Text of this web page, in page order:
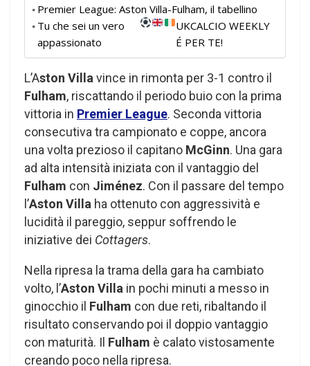
Premier League: Aston Villa-Fulham, il tabellino
Tu che sei un vero
appassionato
UKCALCIO WEEKLY
É PER TE!
L’Aston Villa vince in rimonta per 3-1 contro il
Fulham, riscattando il periodo buio con la prima
vittoria in Premier League. Seconda vittoria
consecutiva tra campionato e coppe, ancora
una volta prezioso il capitano McGinn. Una gara
ad alta intensità iniziata con il vantaggio del
Fulham con Jiménez. Con il passare del tempo
l’Aston Villa ha ottenuto con aggressività e
lucidità il pareggio, seppur soffrendo le
iniziative dei Cottagers.
Nella ripresa la trama della gara ha cambiato
volto, l’Aston Villa in pochi minuti a messo in
ginocchio il Fulham con due reti, ribaltando il
risultato conservando poi il doppio vantaggio
con maturità. Il Fulham è calato vistosamente
creando poco nella ripresa.